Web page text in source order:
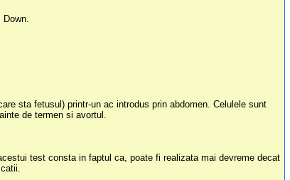
sta fetusul) printr-un ac introdus prin abdomen. Celulele sunt
de termen si avortul.
test consta in faptul ca, poate fi realizata mai devreme decat